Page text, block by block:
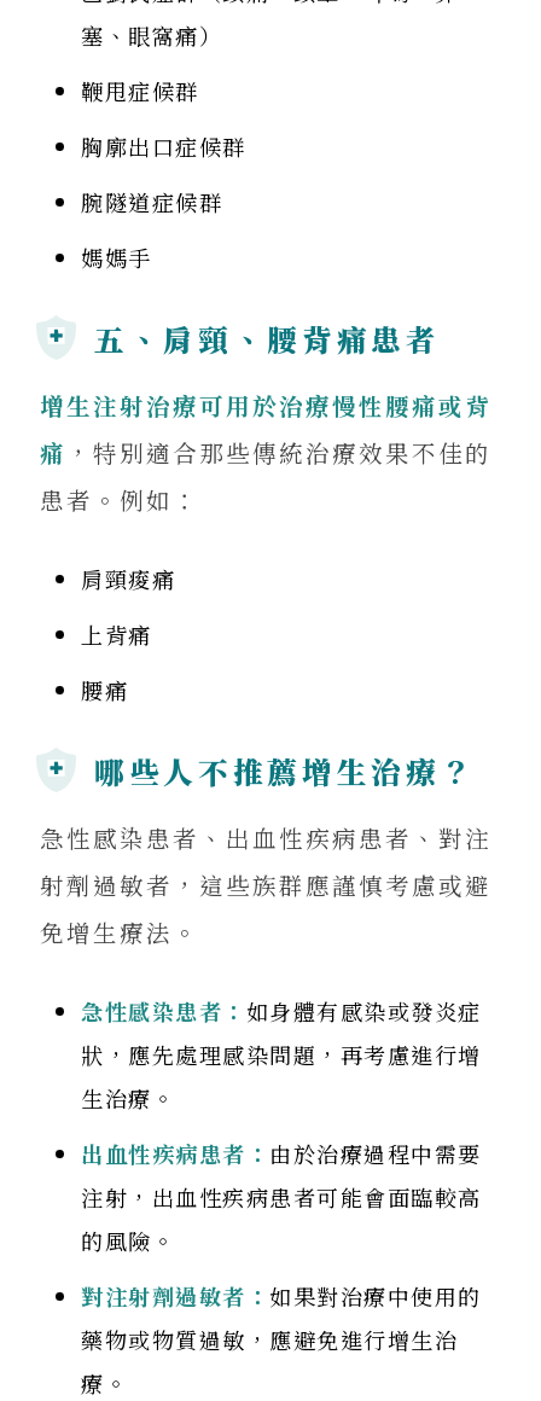
塞、眼窩痛）
鞭甩症候群
胸廓出口症候群
腕隧道症候群
媽媽手
五、肩頸、腰背痛患者
增生注射治療可用於治療慢性腰痛或背
痛 ，特別適合那些傳統治療效果不佳的
患者。例如：
肩頸痠痛
上背痛
腰痛
哪些人不推薦增生治療？
急性感染患者、出血性疾病患者、對注
射劑過敏者，這些族群應謹慎考慮或避
免增生療法。
急性感染患者： 如身體有感染或發炎症
狀，應先處理感染問題，再考慮進行增
生治療。
出血性疾病患者： 由於治療過程中需要
注射，出血性疾病患者可能會面臨較高
的風險。
對注射劑過敏者： 如果對治療中使用的
藥物或物質過敏，應避免進行增生治
療。